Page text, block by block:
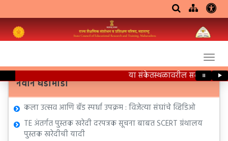
या संकेतस्थळावरील सर्व ⏸ ▶
नवीन घडामोडी
कला उत्सव आणि बँड स्पर्धा उपक्रम : विजेत्या संघांचे व्हिडिओ
TE अंतर्गत पुस्तक खरेदी दरपत्रक सूचना बाबत SCERT ग्रंथालय
पुस्तक खरेदीची यादी